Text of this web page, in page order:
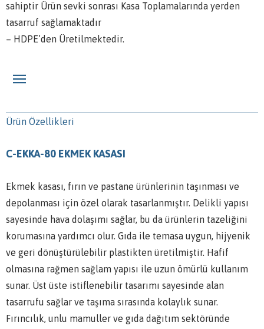
sahiptir Ürün sevki sonrası Kasa Toplamalarında yerden
tasarruf sağlamaktadır
– HDPE’den Üretilmektedir.
Ürün Özellikleri
C-EKKA-80 EKMEK KASASI
Ekmek kasası, fırın ve pastane ürünlerinin taşınması ve
depolanması için özel olarak tasarlanmıştır. Delikli yapısı
sayesinde hava dolaşımı sağlar, bu da ürünlerin tazeliğini
korumasına yardımcı olur. Gıda ile temasa uygun, hijyenik
ve geri dönüştürülebilir plastikten üretilmiştir. Hafif
olmasına rağmen sağlam yapısı ile uzun ömürlü kullanım
sunar. Üst üste istiflenebilir tasarımı sayesinde alan
tasarrufu sağlar ve taşıma sırasında kolaylık sunar.
Fırıncılık, unlu mamuller ve gıda dağıtım sektöründe